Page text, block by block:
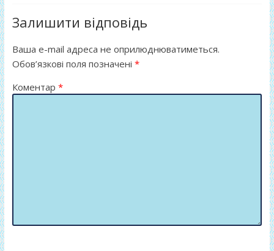
o
k
т
и
ся
Залишити відповідь
Ваша e-mail адреса не оприлюднюватиметься.
Обов’язкові поля позначені *
Коментар *